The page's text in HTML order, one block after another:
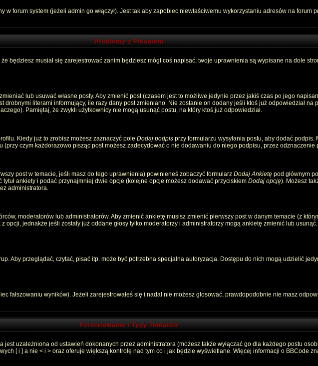
forum system (jeżeli admin go włączył). Jest tak aby zapobiec niewłaściwemu wykorzystaniu adresów na forum
Problemy z Pisaniem
będziesz musiał się zarejestrować zanim będziesz mógł coś napisać; twoje uprawnienia są wypisane na dole
lub usuwać własne posty. Aby zmienić post (czasem jest to możliwe jedynie przez jakiś czas po jego
literami informujący, ile razy dany post zmieniano. Nie zostanie on dodany jeśli ktoś już odpowiedział na
Pamiętaj, że zwykli użytkownicy nie mogą usunąć postu, na który ktoś już odpowiedział.
Kiedy już to zrobisz możesz zaznaczyć pole Dodaj podpis przy formularzu wysyłania postu, aby dodać
czym każdorazowo pisząc post możesz zadecydować o nie dodawaniu do niego podpisu, przez odznaczenie
post w temacie, jeśli masz do tego uprawnienia) powinieneś zobaczyć formularz Dodaj Ankietę pod głównym
ankiety i podać przynajmniej dwie opcje (kolejne opcje możesz dodawać przyciskiem Dodaj opcję). Możesz
administratora.
moderatorów lub administratorów. Aby zmienić ankietę musisz zmienić pierwszy post w danym temacie (z
opcji, jednakże jeśli zostały już oddane głosy tylko moderatorzy i administratorzy mogą ankietę zmienić lub
Aby przeglądać, czytać, pisać itp. może być potrzebna specjalna autoryzacja. Dostępu do nich mogą udzielić
fałszowaniu wyników). Jeżeli zarejestrowałeś się i nadal nie możesz głosować, prawdopodobnie nie masz
Formatowanie i Typy Tematów
uzależniona od ustawień dokonanych przez administratora (możesz także wyłączać go dla każdego postu
[ i ] a nie < i > oraz oferuje większą kontrolę nad tym co i jak będzie wyświetlane. Więcej informacji o BBCode